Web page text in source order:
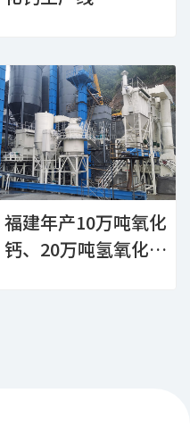
福建年产10万吨氧化
钙、20万吨氢氧化钙